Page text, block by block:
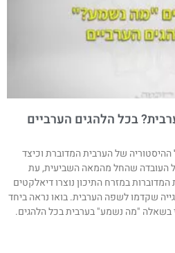
בכל הלהגים הערביים
של הערבית המדוברת וכיצד
על העובדה שהחל מהמאה השביעית, עת
במזרח התיכון נוצרו דיאלקטים
שקדמו לשפה הערבית. בואו נראה ביחד
בשאלה "מה נשמע" בערבית בכל הלהגים.